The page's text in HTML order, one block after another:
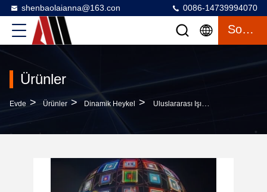
shenbaolaianna@163.con 0086-14739994070
Sohbet
Ürünler
Evde > Ürünler > Dinamik Heykel > Uluslararası Işık Festivalleri İçin İnteraktif Işık Web Kurulumu Özel Büyük Ölçekli Duyarlı Ağ Heykeli